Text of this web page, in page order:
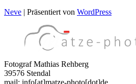
Neve | Präsentiert von WordPress
Fotograf Mathias Rehberg
39576 Stendal
mail: info[at]matze-photo[dot]de